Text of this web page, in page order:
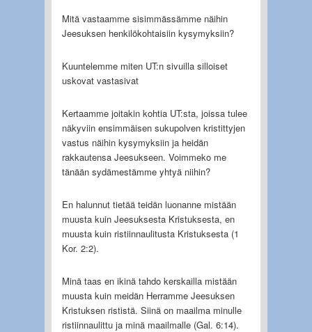
Mitä vastaamme sisimmässämme näihin
Jeesuksen henkilökohtaisiin kysymyksiin?
Kuuntelemme miten UT:n sivuilla silloiset
uskovat vastasivat
Kertaamme joitakin kohtia UT:sta, joissa tulee
näkyviin ensimmäisen sukupolven kristittyjen
vastus näihin kysymyksiin ja heidän
rakkautensa Jeesukseen. Voimmeko me
tänään sydämestämme yhtyä niihin?
En halunnut tietää teidän luonanne mistään
muusta kuin Jeesuksesta Kristuksesta, en
muusta kuin ristiinnaulitusta Kristuksesta (1
Kor. 2:2).
Minä taas en ikinä tahdo kerskailla mistään
muusta kuin meidän Herramme Jeesuksen
Kristuksen rististä. Siinä on maailma minulle
ristiinnaulittu ja minä maailmalle (Gal. 6:14).